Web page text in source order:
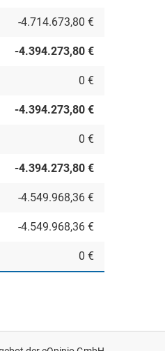
-4.714.673,80 €
-4.394.273,80 €
0 €
-4.394.273,80 €
0 €
-4.394.273,80 €
-4.549.968,36 €
-4.549.968,36 €
0 €